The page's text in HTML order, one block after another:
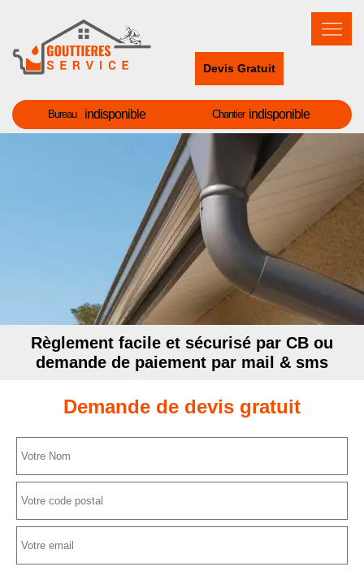
Devis Gratuit
Bureau indisponible Chantier indisponible
Règlement facile et sécurisé par CB ou
demande de paiement par mail & sms
Demande de devis gratuit